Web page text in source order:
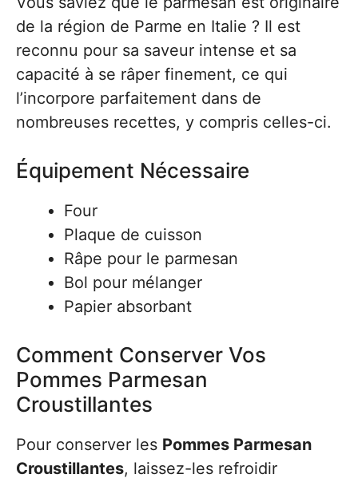
de la région de Parme en Italie ? Il est
reconnu pour sa saveur intense et sa
capacité à se râper finement, ce qui
l’incorpore parfaitement dans de
nombreuses recettes, y compris celles-ci.
Équipement Nécessaire
Four
Plaque de cuisson
Râpe pour le parmesan
Bol pour mélanger
Papier absorbant
Comment Conserver Vos
Pommes Parmesan
Croustillantes
Pour conserver les Pommes Parmesan
Croustillantes, laissez-les refroidir